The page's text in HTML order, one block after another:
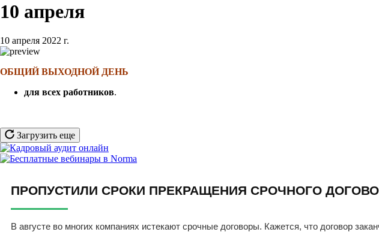
10 апреля
10 апреля 2022 г.
ОБЩИЙ ВЫХОДНОЙ ДЕНЬ
для всех работников.
Загрузить еще
ПРОПУСТИЛИ СРОКИ ПРЕКРАЩЕНИЯ СРОЧНОГО
В августе во многих компаниях истекают срочные договоры. Кажется, что договор